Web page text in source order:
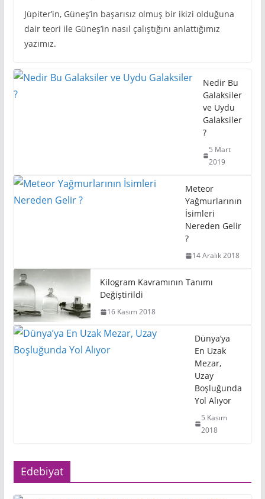
Jüpiter’in, Güneş’in başarısız olmuş bir ikizi olduğuna
dair teori ile Güneş’in nasıl çalıştığını anlattığımız
yazımız.
Nedir Bu
Galaksiler
ve Uydu
Galaksiler
?
5 Mart
2019
Meteor
Yağmurlarının
İsimleri
Nereden Gelir
?
14 Aralık 2018
Kilogram Kavramının Tanımı
Değiştirildi
16 Kasım 2018
Dünya’ya
En Uzak
Mezar,
Uzay
Boşluğunda
Yol Alıyor
5 Kasım
2018
Edebiyat